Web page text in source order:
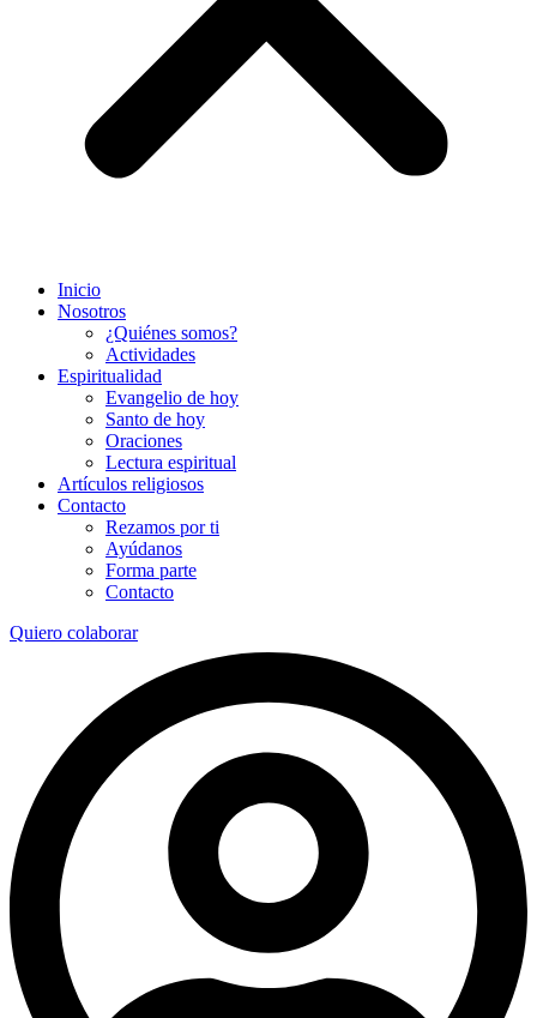
Inicio
Nosotros
¿Quiénes somos?
Actividades
Espiritualidad
Evangelio de hoy
Santo de hoy
Oraciones
Lectura espiritual
Artículos religiosos
Contacto
Rezamos por ti
Ayúdanos
Forma parte
Contacto
Quiero colaborar